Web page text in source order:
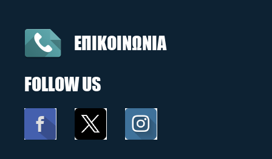
ΕΠΙΚΟΙΝΩΝΙΑ
FOLLOW US